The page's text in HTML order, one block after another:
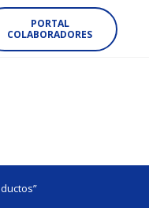
PORTAL
COLABORADORES